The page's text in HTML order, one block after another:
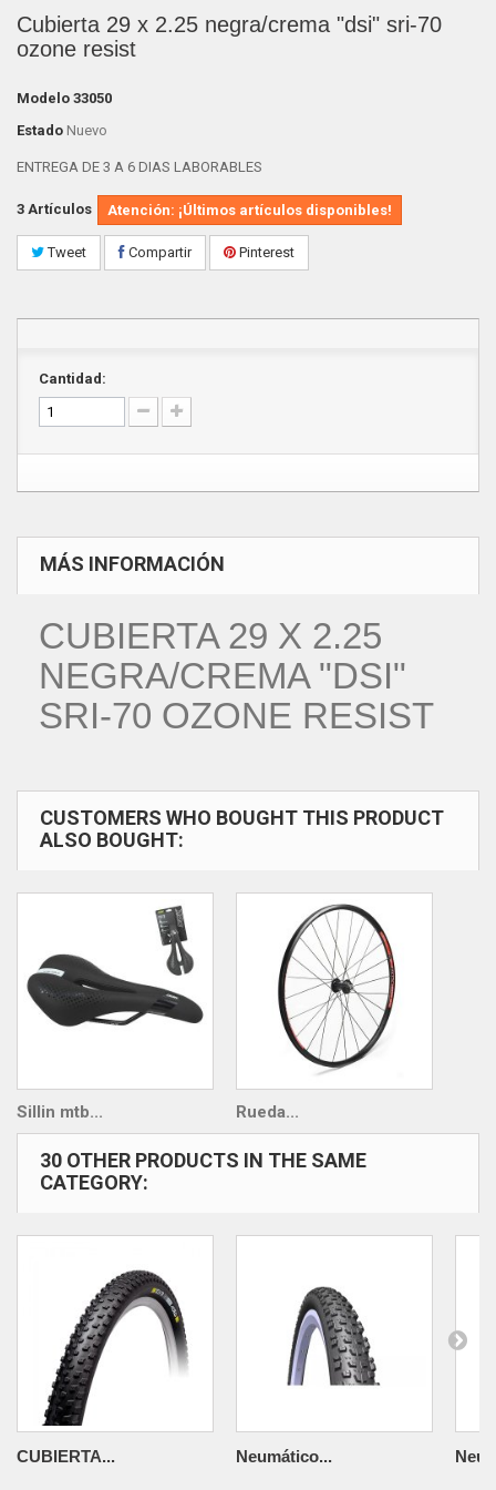
Cubierta 29 x 2.25 negra/crema "dsi" sri-70
ozone resist
Modelo 33050
Estado Nuevo
ENTREGA DE 3 A 6 DIAS LABORABLES
3 Artículos Atención: ¡Últimos artículos disponibles!
Tweet Compartir Pinterest
Cantidad:
MÁS INFORMACIÓN
CUBIERTA 29 X 2.25
NEGRA/CREMA "DSI"
SRI-70 OZONE RESIST
CUSTOMERS WHO BOUGHT THIS PRODUCT
ALSO BOUGHT:
Sillin mtb... Rueda...
30 OTHER PRODUCTS IN THE SAME
CATEGORY:
CUBIERTA... Neumático...